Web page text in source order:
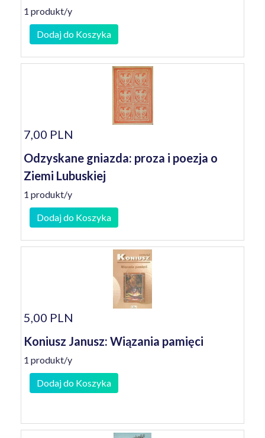
1 produkt/y
Dodaj do Koszyka
7,00 PLN
Odzyskane gniazda: proza i poezja o
Ziemi Lubuskiej
1 produkt/y
Dodaj do Koszyka
5,00 PLN
Koniusz Janusz: Wiązania pamięci
1 produkt/y
Dodaj do Koszyka